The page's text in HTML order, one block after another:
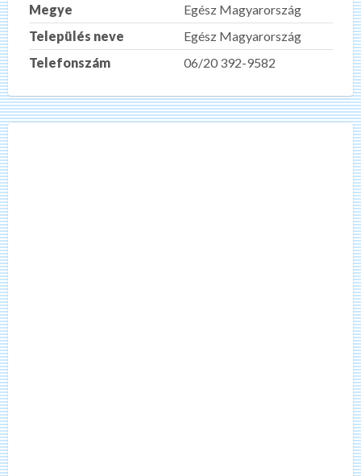
Megye
Egész Magyarország
Település neve
Egész Magyarország
Telefonszám
06/20 392-9582